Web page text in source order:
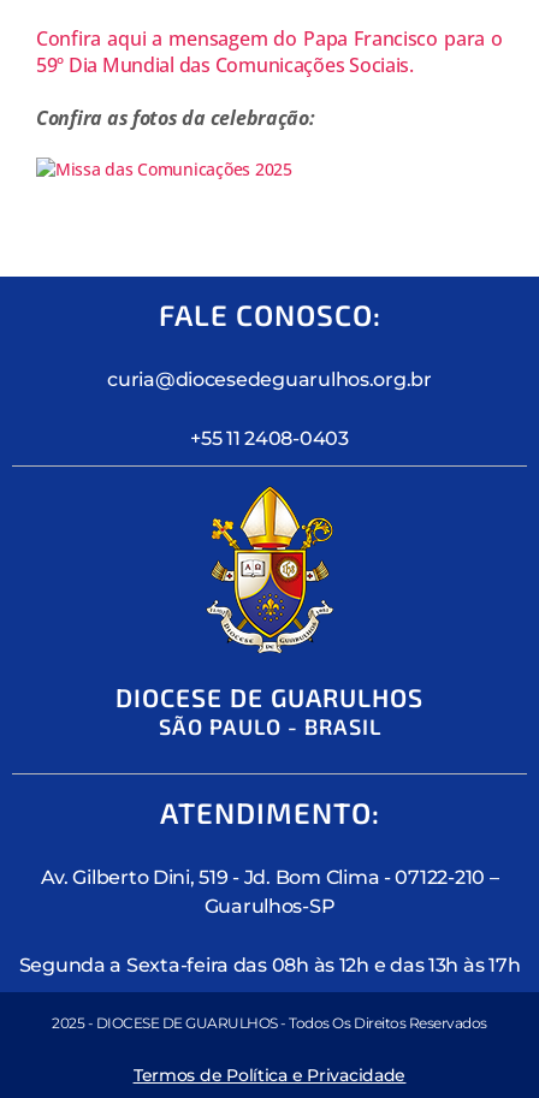
Confira aqui a mensagem do Papa Francisco para o
59º Dia Mundial das Comunicações Sociais.
Confira as fotos da celebração:
FALE CONOSCO:
curia@diocesedeguarulhos.org.br
+55 11 2408-0403
DIOCESE DE GUARULHOS
SÃO PAULO - BRASIL
ATENDIMENTO:
Av. Gilberto Dini, 519 - Jd. Bom Clima - 07122-210 –
Guarulhos-SP
Segunda a Sexta-feira das 08h às 12h e das 13h às 17h
2025 - DIOCESE DE GUARULHOS - Todos Os Direitos Reservados
Termos de Política e Privacidade